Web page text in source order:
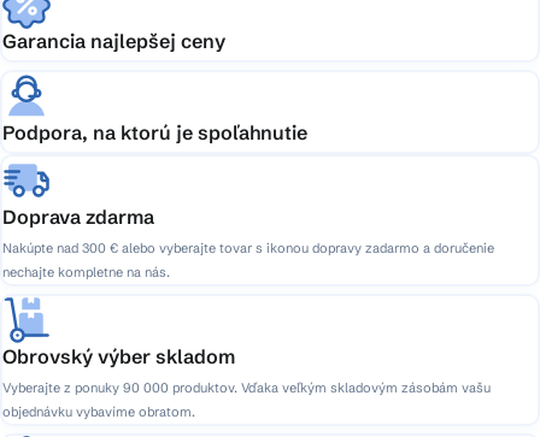
Garancia najlepšej ceny
Podpora, na ktorú je spoľahnutie
Doprava zdarma
Nakúpte nad 300 € alebo vyberajte tovar s ikonou dopravy zadarmo a doručenie
nechajte kompletne na nás.
Obrovský výber skladom
Vyberajte z ponuky 90 000 produktov. Vďaka veľkým skladovým zásobám vašu
objednávku vybavíme obratom.